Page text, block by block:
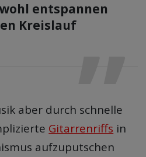
entspannen
Kreislauf
aber durch schnelle
Gitarrenriffs in
aufzuputschen